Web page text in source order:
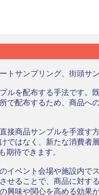
サンプリング、街頭サ
を配布する手法です
配布するため、商品
商品サンプルを手渡
はなく、新たな消費
期待できます。
ベント会場や施設内
ることで、商品に対
興味や関心を高める効果が